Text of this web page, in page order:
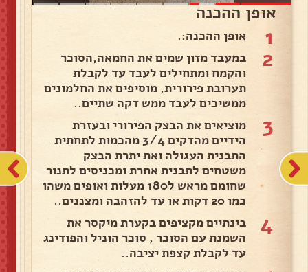
אופן ההכנה
1 אופן ההכנה:.
2
במעבד מזון שמים את החמאה,הסוכר
והקמח ומתחילים לעבד עד לקבלת
תערובת פירורית, מוסיפים את החלמונים
ממשיכים לעבד ממש דקה שתיים..
3
מוציאים את הבצק הפירורי ובעזרת
הידיים מהדקים 3/4 מהכמות לתחתית
התבנית העגולה ואת יתרת הבצק
משטחים לתבנית אחרת ומכניסים לתנור
שחומם מראש ל180 מעלות ואופים משהו
כמו 20 דקות או עד להזהבה ומצננים..
4
בינתיים מקציפים בקערת מיקסר את
השמנת עם הסוכר , סוכר הוניל והפודינג
עד לקבלת קצפת יציבה..